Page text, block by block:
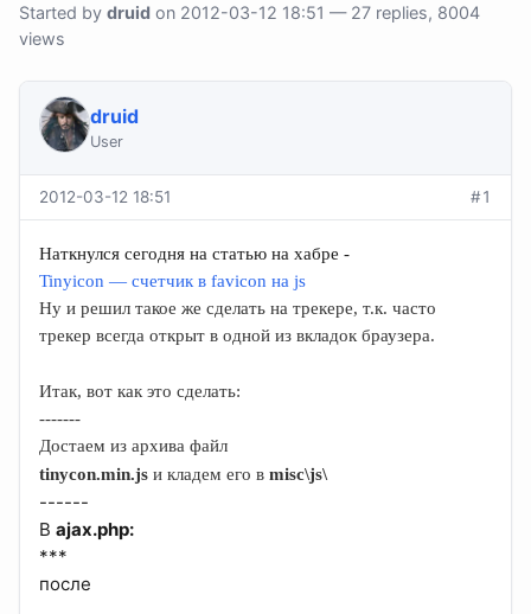
Started by druid on 2012-03-12 18:51 — 27 replies, 8004
views
druid
User
2012-03-12 18:51 #1
Наткнулся сегодня на статью на хабре -
Tinyicon — счетчик в favicon на js
Ну и решил такое же сделать на трекере, т.к. часто
трекер всегда открыт в одной из вкладок браузера.
Итак, вот как это сделать:
-------
Достаем из архива файл
tinycon.min.js и кладем его в misc\js\
------
В ajax.php:
***
после